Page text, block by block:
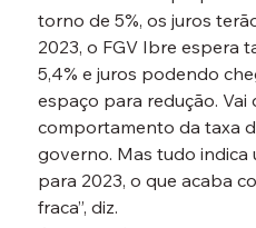
torno de 5%, os juros
2023, o FGV Ibre espera
5,4% e juros podendo
espaço para redução.
comportamento da taxa
governo. Mas tudo indica
para 2023, o que acaba
fraca”, diz.